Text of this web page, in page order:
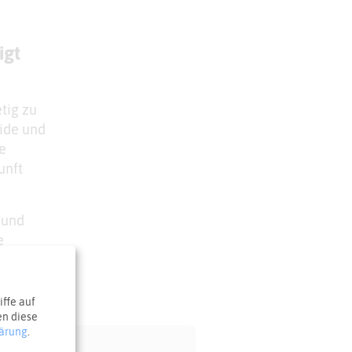
zu
und
bei
auf
diese
.